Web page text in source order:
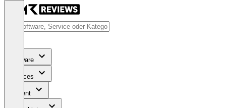
Software
Services
Content